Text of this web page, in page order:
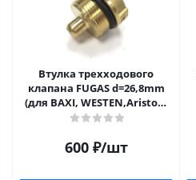
Втулка трехходового
клапана FUGAS d=26,8mm
(для BAXI, WESTEN,Ariston,
BUDERUS)
600₽/шт